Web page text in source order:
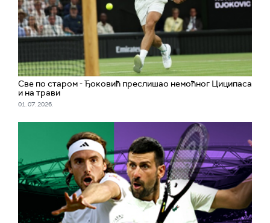
Све по старом - Ђоковић преслишао немоћног Циципаса
и на трави
01. 07. 2026.